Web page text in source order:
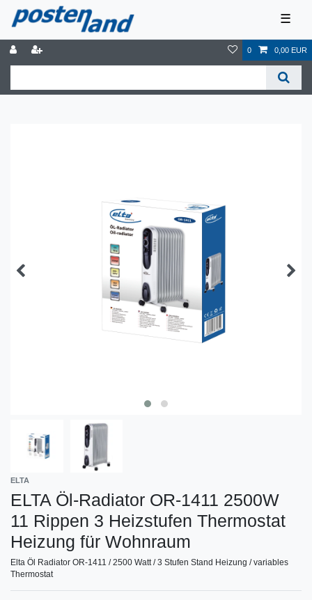
☰
0 0,00 EUR
ELTA
ELTA Öl-Radiator OR-1411 2500W
11 Rippen 3 Heizstufen Thermostat
Heizung für Wohnraum
Elta Öl Radiator OR-1411 / 2500 Watt / 3 Stufen Stand Heizung / variables
Thermostat